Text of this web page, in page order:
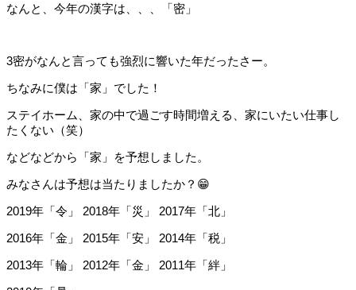
なんと、今年の漢字は、、、「密」
3密がなんと言っても強烈に響いた年だったさー。
ちなみに僕は「家」でした！
ステイホーム、家の中で過ごす時間増える、家にいたい仕事し
たくない（笑）
などなどから「家」を予想しました。
みなさんは予想は当たりましたか？😁
2019年「令」 2018年「災」 2017年「北」
2016年「金」 2015年「安」 2014年「税」
2013年「輪」 2012年「金」 2011年「絆」